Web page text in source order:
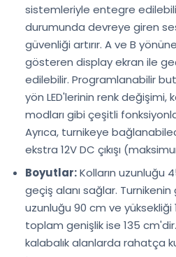
sistemleriyle entegre
durumunda devreye giren
güvenliği artırır. A ve B yönüne
gösteren display ekran ile
edilebilir. Programlanabilir
yön LED'lerinin renk
modları gibi çeşitli
Ayrıca, turnikeye
ekstra 12V DC çıkışı
Boyutlar:Kolların uzunluğu
geçiş alanı sağlar.
uzunluğu 90 cm ve yüksekliği
toplam genişlik ise 135
kalabalık alanlarda rahatça